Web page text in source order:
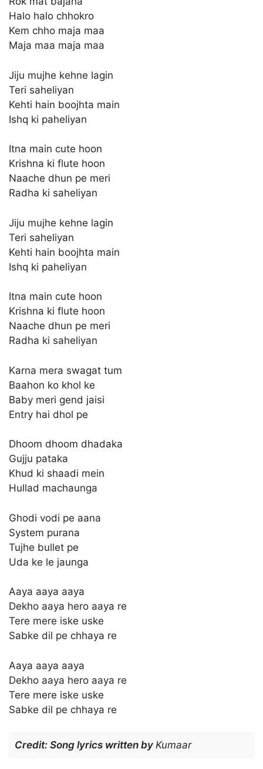
Halo halo chhokro
Kem chho maja maa
Maja maa maja maa
Jiju mujhe kehne lagin
Teri saheliyan
Kehti hain boojhta main
Ishq ki paheliyan
Itna main cute hoon
Krishna ki flute hoon
Naache dhun pe meri
Radha ki saheliyan
Jiju mujhe kehne lagin
Teri saheliyan
Kehti hain boojhta main
Ishq ki paheliyan
Itna main cute hoon
Krishna ki flute hoon
Naache dhun pe meri
Radha ki saheliyan
Karna mera swagat tum
Baahon ko khol ke
Baby meri gend jaisi
Entry hai dhol pe
Dhoom dhoom dhadaka
Gujju pataka
Khud ki shaadi mein
Hullad machaunga
Ghodi vodi pe aana
System purana
Tujhe bullet pe
Uda ke le jaunga
Aaya aaya aaya
Dekho aaya hero aaya re
Tere mere iske uske
Sabke dil pe chhaya re
Aaya aaya aaya
Dekho aaya hero aaya re
Tere mere iske uske
Sabke dil pe chhaya re
Credit: Song lyrics written by Kumaar